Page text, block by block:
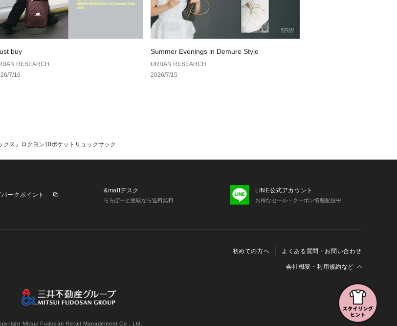
※A4サイズ収納可能
※この商品は、肩に掛けたり持ち歩く際の摩擦で、コー
トや衣類などに色移りする場合があります。
※その他お取り扱いに関しましては、商品に付属のアテ
ンションタグをご覧ください。
お買い物リストの管理に是非ご利用下さい。
buy
RESEARCH
7/16
Summer Evenings in Demure Style
URBAN RESEARCH
2026/7/15
クス』ロクヨン10ポケットリュックサック
ークポイント
&mallデスク
ららぽーと受取なら送料無料
LINE公式アカウント
お得なセール・クーポン情報配信中
初めての方へ よくある質問・お問い合わせ
会社概要・利用規約など
特定商取引に関する法律に基づく表示
保護方針 個人情報の取り扱いについて
Cookieおよびアクセスログについて
三井不動産グループ ソーシャルメディアガイドライン
Mitsui Fudosan Retail Management Co., Ltd.